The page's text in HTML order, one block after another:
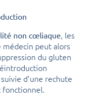
non cœliaque, les
peut alors
du gluten
d’une rechute
fonctionnel.